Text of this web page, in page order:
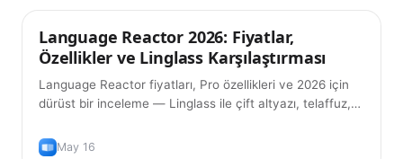
İpuçları
Language Reactor 2026: Fiyatlar,
Özellikler ve Linglass Karşılaştırması
Language Reactor fiyatları, Pro özellikleri ve 2026 için
dürüst bir inceleme — Linglass ile çift altyazı, telaffuz,
May 16